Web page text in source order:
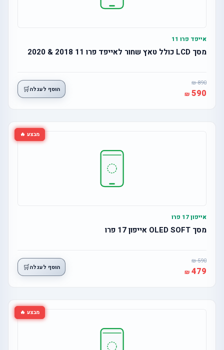
אייפד פרו 11
מסך LCD כולל טאץ שחור לאייפד פרו 11 2018 & 2020
890
590 הוסף לעגלה🛒
מבצע 🔥
אייפון 17 פרו
מסך OLED SOFT אייפון 17 פרו
590
479 הוסף לעגלה🛒
מבצע 🔥